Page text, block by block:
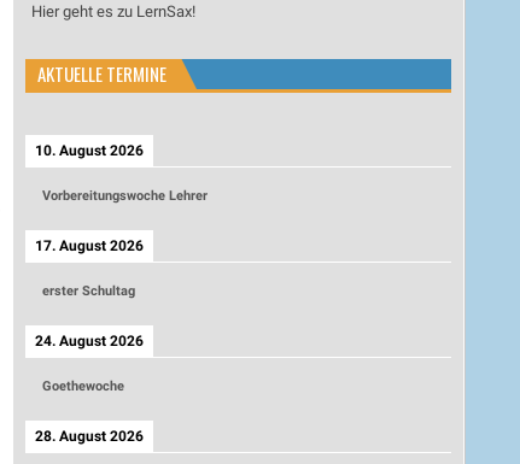
Hier geht es zu LernSax!
AKTUELLE TERMINE
10. August 2026
Vorbereitungswoche Lehrer
17. August 2026
erster Schultag
24. August 2026
Goethewoche
28. August 2026